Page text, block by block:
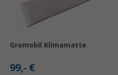
Gromobil Klimamatte
99,- €